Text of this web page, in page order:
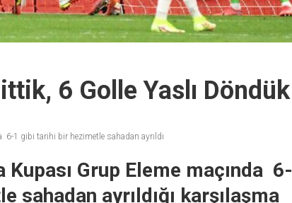
6 Golle Yaslı Döndük
6-1 gibi tarihi bir hezimetle sahadan ayrıldı
Kupası Grup Eleme maçında 6-
sahadan ayrıldığı karşılaşma